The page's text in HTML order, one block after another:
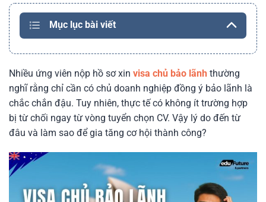
Mục lục bài viết
Nhiều ứng viên nộp hồ sơ xin visa chủ bảo lãnh thường
nghĩ rằng chỉ cần có chủ doanh nghiệp đồng ý bảo lãnh là
chắc chắn đậu. Tuy nhiên, thực tế có không ít trường hợp
bị từ chối ngay từ vòng tuyển chọn CV. Vậy lý do đến từ
đâu và làm sao để gia tăng cơ hội thành công?